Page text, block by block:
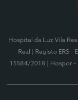
Hospital da Luz Vila Real
Real
| Registo ERS -
15584/2018
| Hospor